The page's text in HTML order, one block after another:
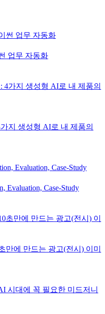
업무 자동화
지 생성형 AI로 내 제품의
Case-Study
만에 만드는 광고(전시) 이미